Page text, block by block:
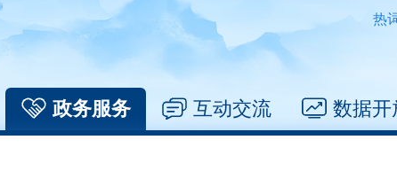
热
政务服务 互动交流 数据开